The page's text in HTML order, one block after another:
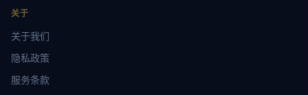
关于
关于我们
隐私政策
服务条款